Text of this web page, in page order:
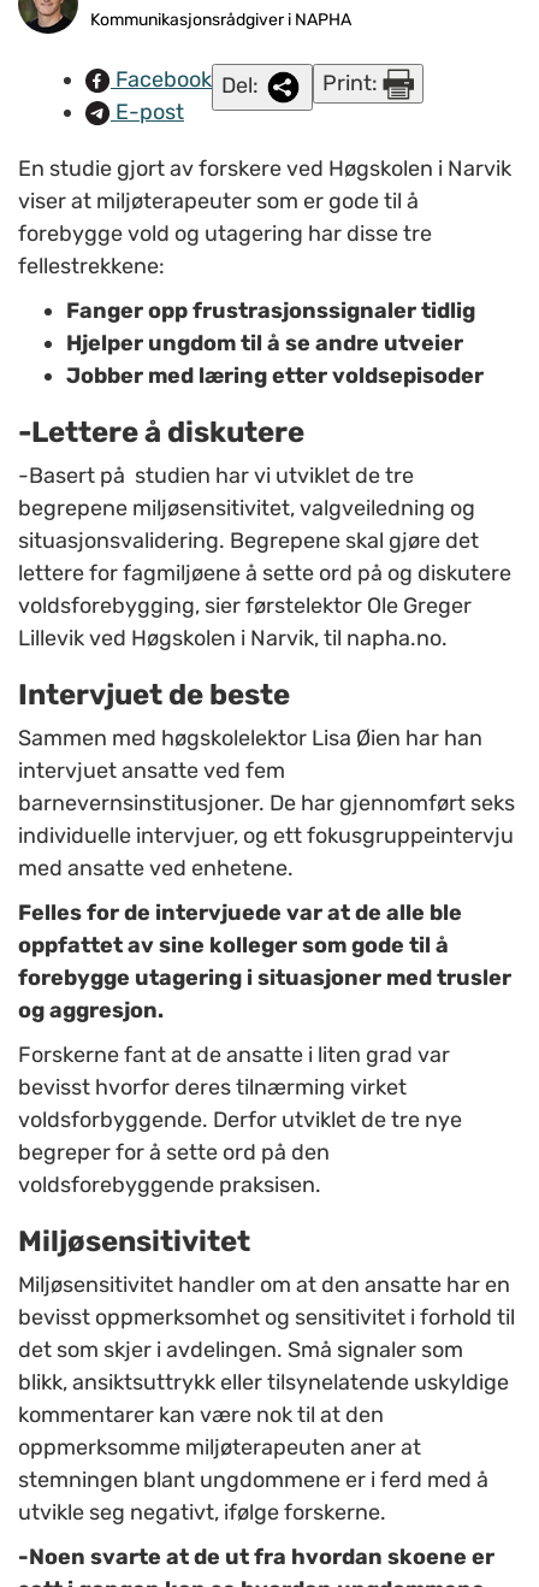
utveier og jobber med læring etter voldsepisoder.
Kommunikasjonsrådgiver i NAPHA
Facebook
E-post
Del: Print:
En studie gjort av forskere ved Høgskolen i Narvik
viser at miljøterapeuter som er gode til å
forebygge vold og utagering har disse tre
fellestrekkene:
Fanger opp frustrasjonssignaler tidlig
Hjelper ungdom til å se andre utveier
Jobber med læring etter voldsepisoder
-Lettere å diskutere
-Basert på studien har vi utviklet de tre
begrepene miljøsensitivitet, valgveiledning og
situasjonsvalidering. Begrepene skal gjøre det
lettere for fagmiljøene å sette ord på og diskutere
voldsforebygging, sier førstelektor Ole Greger
Lillevik ved Høgskolen i Narvik, til napha.no.
Intervjuet de beste
Sammen med høgskolelektor Lisa Øien har han
intervjuet ansatte ved fem
barnevernsinstitusjoner. De har gjennomført seks
individuelle intervjuer, og ett fokusgruppeintervju
med ansatte ved enhetene.
Felles for de intervjuede var at de alle ble
oppfattet av sine kolleger som gode til å
forebygge utagering i situasjoner med trusler
og aggresjon.
Forskerne fant at de ansatte i liten grad var
bevisst hvorfor deres tilnærming virket
voldsforbyggende. Derfor utviklet de tre nye
begreper for å sette ord på den
voldsforebyggende praksisen.
Miljøsensitivitet
Miljøsensitivitet handler om at den ansatte har en
bevisst oppmerksomhet og sensitivitet i forhold til
det som skjer i avdelingen. Små signaler som
blikk, ansiktsuttrykk eller tilsynelatende uskyldige
kommentarer kan være nok til at den
oppmerksomme miljøterapeuten aner at
stemningen blant ungdommene er i ferd med å
utvikle seg negativt, ifølge forskerne.
-Noen svarte at de ut fra hvordan skoene er